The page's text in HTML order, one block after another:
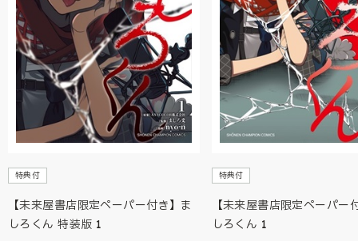
特典付
【未来屋書店限定ペーパー付き】ま
しろくん 特装版 1
特典付
【未来屋書店限定ペーパー
しろくん 1